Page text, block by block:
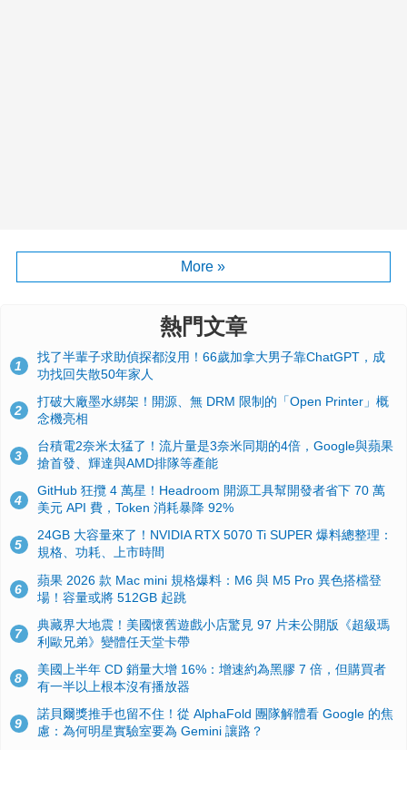
More »
熱門文章
1
找了半輩子求助偵探都沒用！66歲加拿大男子靠ChatGPT，成
功找回失散50年家人
2
打破大廠墨水綁架！開源、無 DRM 限制的「Open Printer」概
念機亮相
3
台積電2奈米太猛了！流片量是3奈米同期的4倍，Google與蘋果
搶首發、輝達與AMD排隊等產能
4
GitHub 狂攬 4 萬星！Headroom 開源工具幫開發者省下 70 萬
美元 API 費，Token 消耗暴降 92%
5
24GB 大容量來了！NVIDIA RTX 5070 Ti SUPER 爆料總整理：
規格、功耗、上市時間
6
蘋果 2026 款 Mac mini 規格爆料：M6 與 M5 Pro 異色搭檔登
場！容量或將 512GB 起跳
7
典藏界大地震！美國懷舊遊戲小店驚見 97 片未公開版《超級瑪
利歐兄弟》變體任天堂卡帶
8
美國上半年 CD 銷量大增 16%：增速約為黑膠 7 倍，但購買者
有一半以上根本沒有播放器
9
諾貝爾獎推手也留不住！從 AlphaFold 團隊解體看 Google 的焦
慮：為何明星實驗室要為 Gemini 讓路？